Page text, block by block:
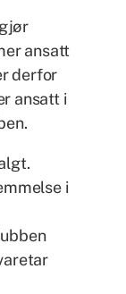
ansatt
derfor
ansatt i
i